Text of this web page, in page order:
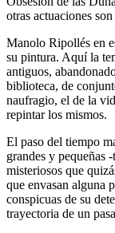
otras actuaciones
Manolo Ripollés en
su pintura. Aquí la
antiguos,
biblioteca, de
naufragio, el de la
repintar los mismos.
El paso del tiempo
grandes y pequeñas
misteriosos que
que envasan alguna
conspicuas de su
trayectoria de un